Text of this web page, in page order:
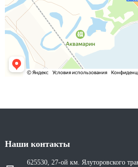
Наши контакты
625530, 27-ой км. Ялуторовского